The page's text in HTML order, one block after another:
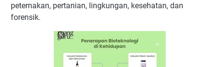
peternakan, pertanian, lingkungan, kesehatan, dan
forensik.